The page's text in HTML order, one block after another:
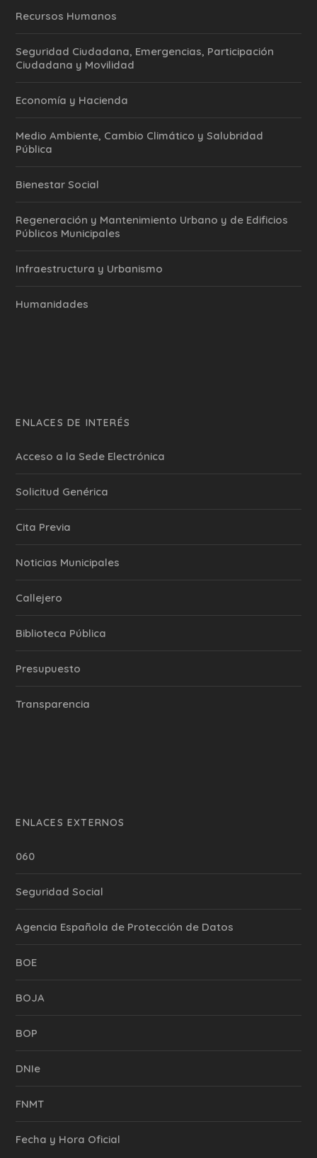
Recursos Humanos
Seguridad Ciudadana, Emergencias, Participación
Ciudadana y Movilidad
Economía y Hacienda
Medio Ambiente, Cambio Climático y Salubridad
Pública
Bienestar Social
Regeneración y Mantenimiento Urbano y de Edificios
Públicos Municipales
Infraestructura y Urbanismo
Humanidades
ENLACES DE INTERÉS
Acceso a la Sede Electrónica
Solicitud Genérica
Cita Previa
‎Noticias Municipales
Callejero
Biblioteca Pública
Presupuesto
Transparencia
ENLACES EXTERNOS
060
Seguridad Social
Agencia Española de Protección de Datos
BOE
BOJA
BOP
DNIe
FNMT
Fecha y Hora Oficial